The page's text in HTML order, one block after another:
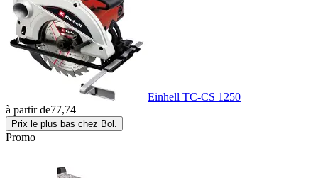
Einhell TC-CS 1250
à partir de77,74
Prix le plus bas chez Bol.
Promo